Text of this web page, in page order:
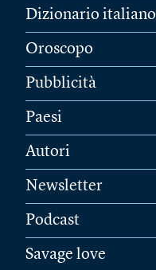
Dizionario italiano
Oroscopo
Pubblicità
Paesi
Autori
Newsletter
Podcast
Savage love